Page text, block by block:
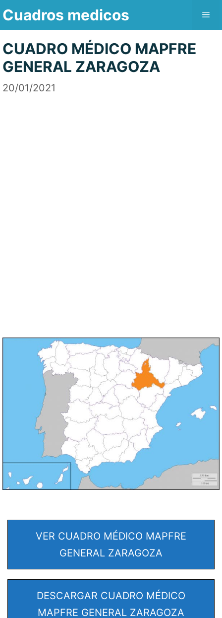
Saltar
contenido
Cuadros medicos
CUADRO MÉDICO MAPFRE
GENERAL ZARAGOZA
20/01/2021
VER CUADRO MÉDICO MAPFRE
GENERAL ZARAGOZA
DESCARGAR CUADRO MÉDICO
MAPFRE GENERAL ZARAGOZA